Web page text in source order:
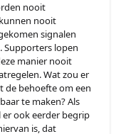
nooit
nooit
signalen
Supporters lopen
manier nooit
Wat zou er
de behoefte om een
te maken? Als
ook eerder begrip
is, dat